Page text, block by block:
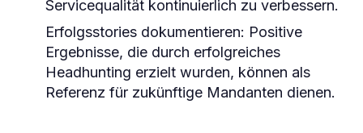
Servicequalität kontinuierlich zu verbessern.
Erfolgsstories dokumentieren: Positive
Ergebnisse, die durch erfolgreiches
Headhunting erzielt wurden, können als
Referenz für zukünftige Mandanten dienen.